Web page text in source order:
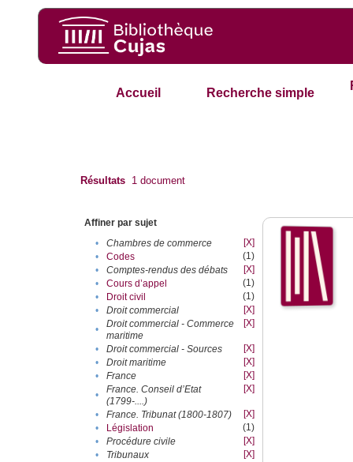
Accueil Recherche simple
Résultats 1 document
Affiner par sujet
•
Chambres de commerce
[X]
•
Codes
(1)
•
Comptes-rendus des débats
[X]
•
Cours d’appel
(1)
•
Droit civil
(1)
•
Droit commercial
[X]
•
Droit commercial - Commerce
maritime
[X]
• Droit commercial - Sources
[X]
•
Droit maritime
[X]
•
France
[X]
•
France. Conseil d’Etat
(1799-....)
[X]
• France. Tribunat (1800-1807)
[X]
•
Législation
(1)
•
Procédure civile
[X]
•
Tribunaux
[X]